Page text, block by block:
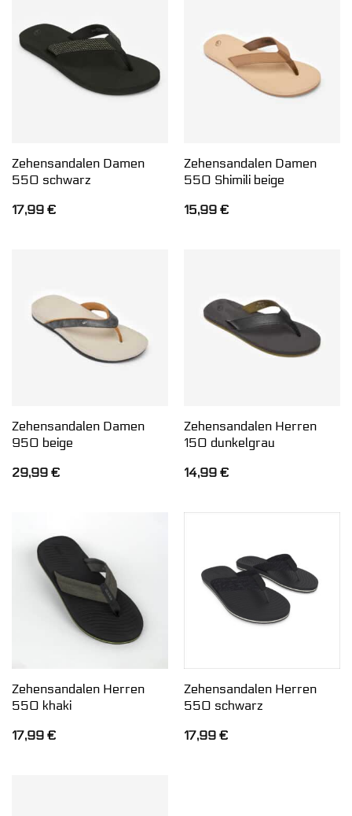
Zehensandalen Damen
550 schwarz
17,99 €
Zehensandalen Damen
550 Shimili beige
15,99 €
Zehensandalen Damen
950 beige
29,99 €
Zehensandalen Herren
150 dunkelgrau
14,99 €
Zehensandalen Herren
550 khaki
17,99 €
Zehensandalen Herren
550 schwarz
17,99 €